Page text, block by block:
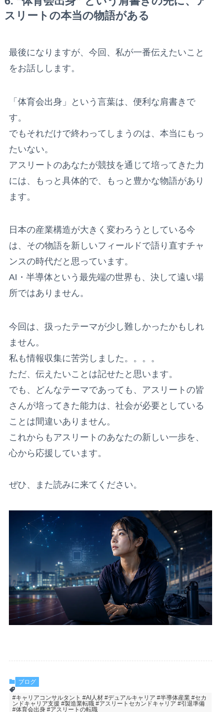
スリートの本当の物語がある
最後になりますが、今回、私が一番伝えたいこと
をお話しします。
「体育会出身」という言葉は、便利な肩書きで
す。
でもそれだけで終わってしまうのは、本当にもっ
たいない。
アスリートのあなたが競技を通じて培ってきた力
には、もっと具体的で、もっと豊かな物語があり
ます。
日本の産業構造が大きく変わろうとしている今
は、その物語を新しいフィールドで語り直すチャ
ンスの時代だと思っています。
AI・半導体という最先端の世界も、決して遠い場
所ではありません。
今回は、扱ったテーマが少し難しかったかもしれ
ません。
私も情報収集に苦労しました。。。。
ただ、伝えたいことは記せたと思います。
でも、どんなテーマであっても、アスリートの皆
さんが培ってきた能力は、社会が必要としている
ことは間違いありません。
これからもアスリートのあなたの新しい一歩を、
心から応援しています。
ぜひ、また読みに来てください。
ブログ
#キャリアコンサルタント #AI人材 #デュアルキャリア #半導体産業 #セカ
ンドキャリア支援 #製造業転職 #アスリートセカンドキャリア #引退準備
#体育会出身 #アスリートの転職